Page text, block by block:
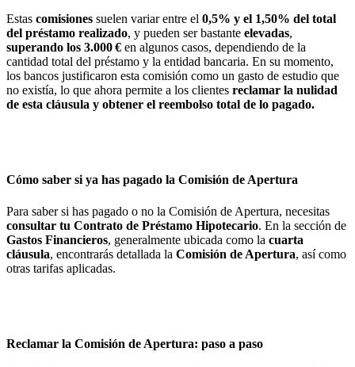
Estas comisiones suelen variar entre el 0,5% y el 1,50% del total
del préstamo realizado, y pueden ser bastante elevadas,
superando los 3.000 € en algunos casos, dependiendo de la
cantidad total del préstamo y la entidad bancaria. En su momento,
los bancos justificaron esta comisión como un gasto de estudio que
no existía, lo que ahora permite a los clientes reclamar la nulidad
de esta cláusula y obtener el reembolso total de lo pagado.
Cómo saber si ya has pagado la Comisión de Apertura
Para saber si has pagado o no la Comisión de Apertura, necesitas
consultar tu Contrato de Préstamo Hipotecario. En la sección de
Gastos Financieros, generalmente ubicada como la cuarta
cláusula, encontrarás detallada la Comisión de Apertura, así como
otras tarifas aplicadas.
Reclamar la Comisión de Apertura: paso a paso